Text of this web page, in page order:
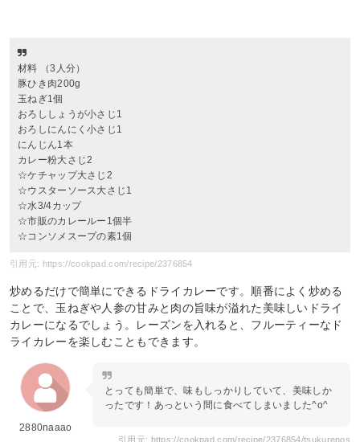
材料 （3人分）
豚ひき肉200g
玉ねぎ1個
おろししょうが小さじ1
おろしにんにく小さじ1
にんじん1本
カレー粉大さじ2
☆ケチャップ大さじ2
☆ウスターソース大さじ1
☆水3/4カップ
☆市販のカレールー1個半
☆コンソメスープの素1個
引用元: https://cookpad.com/recipe/2376854
炒めるだけで簡単にできるドライカレーです。順番によく炒める
ことで、玉ねぎや人参の甘みと肉の旨味が溢れた美味しいドライ
カレーになるでしょう。レーズンを入れると、フルーティーなド
ライカレーを楽しむこともできます。
2880naaao
とっても簡単で、味もしっかりしていて、美味しか
ったです！あっという間に食べてしまいました^o^
引用元: https://cookpad.com/recipe/2376854/tsukurepos